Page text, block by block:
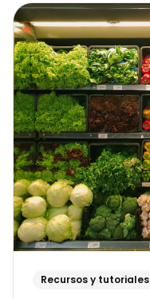
Recursos y tutoriales